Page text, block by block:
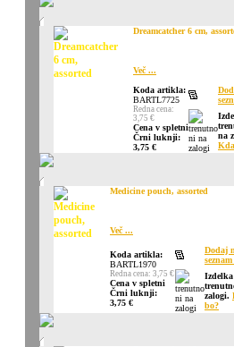
Dreamcatcher 6 cm,
Več ...
Koda artikla:
BARTL7725
Redna cena:
3,75 €
Cena v spletni
Črni luknji:
3,75 €
na
Medicine pouch, assorted
Več ...
Koda artikla:
BARTL1970
Redna cena: 3,75 €
Cena v spletni
Črni luknji:
3,75 €
Dodaj
Izdelka
zalogi.
bo?